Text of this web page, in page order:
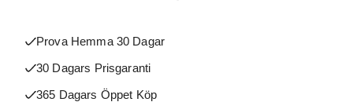
Prova Hemma 30 Dagar
30 Dagars Prisgaranti
365 Dagars Öppet Köp